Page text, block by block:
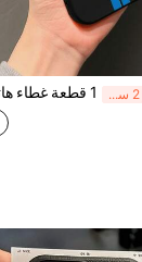
آخر 2 ساعة أيام